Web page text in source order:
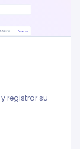
registrar su